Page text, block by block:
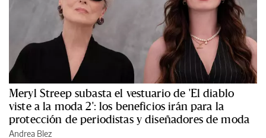
Meryl Streep subasta el vestuario de 'El diablo
viste a la moda 2': los beneficios irán para la
protección de periodistas y diseñadores de moda
Andrea Blez